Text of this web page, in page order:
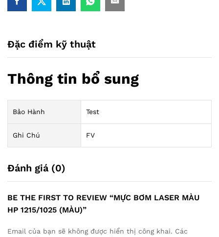
Đặc điểm kỹ thuật
Thông tin bổ sung
Bảo Hành Test
Ghi Chú FV
Đánh giá (0)
BE THE FIRST TO REVIEW “MỰC BƠM LASER MÀU
HP 1215/1025 (MÀU)”
Email của bạn sẽ không được hiển thị công khai. Các